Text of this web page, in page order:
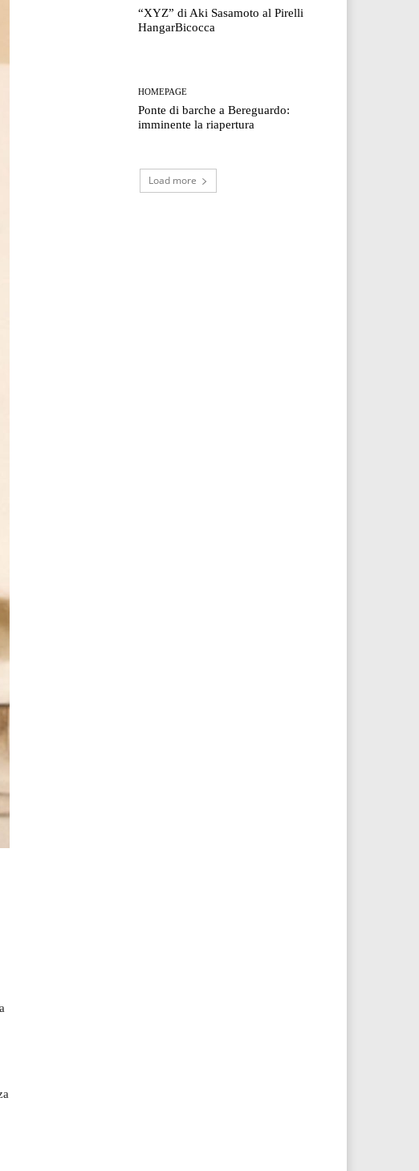
“XYZ” di Aki Sasamoto al Pirelli
HangarBicocca
HOMEPAGE
Ponte di barche a Bereguardo:
imminente la riapertura
Load more